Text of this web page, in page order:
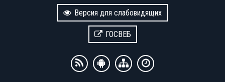
Версия для слабовидящих
ГОСВЕБ